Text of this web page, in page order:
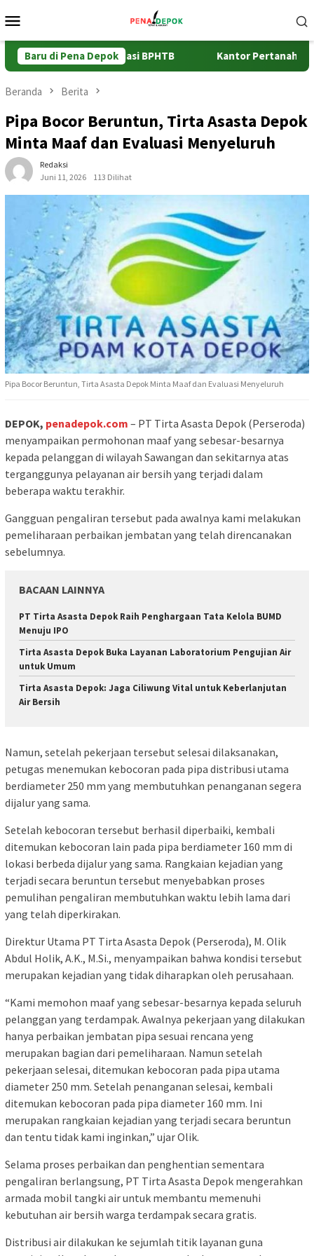
ke
Mobile
Baru di Pena Depok
Percepat Validasi BPHTB Kantor Pertanahan Kota
Beranda Berita
Pipa Bocor Beruntun, Tirta Asasta Depok
Minta Maaf dan Evaluasi Menyeluruh
Redaksi
Juni 11, 2026
113 Dilihat
Pipa Bocor Beruntun, Tirta Asasta Depok Minta Maaf dan Evaluasi Menyeluruh
DEPOK, penadepok.com – PT Tirta Asasta Depok (Perseroda)
menyampaikan permohonan maaf yang sebesar-besarnya
kepada pelanggan di wilayah Sawangan dan sekitarnya atas
terganggunya pelayanan air bersih yang terjadi dalam
beberapa waktu terakhir.
Gangguan pengaliran tersebut pada awalnya kami melakukan
pemeliharaan perbaikan jembatan yang telah direncanakan
sebelumnya.
BACAAN LAINNYA
PT Tirta Asasta Depok Raih Penghargaan Tata Kelola BUMD
Menuju IPO
Tirta Asasta Depok Buka Layanan Laboratorium Pengujian Air
untuk Umum
Tirta Asasta Depok: Jaga Ciliwung Vital untuk Keberlanjutan
Air Bersih
Namun, setelah pekerjaan tersebut selesai dilaksanakan,
petugas menemukan kebocoran pada pipa distribusi utama
berdiameter 250 mm yang membutuhkan penanganan segera
dijalur yang sama.
Setelah kebocoran tersebut berhasil diperbaiki, kembali
ditemukan kebocoran lain pada pipa berdiameter 160 mm di
lokasi berbeda dijalur yang sama. Rangkaian kejadian yang
terjadi secara beruntun tersebut menyebabkan proses
pemulihan pengaliran membutuhkan waktu lebih lama dari
yang telah diperkirakan.
Direktur Utama PT Tirta Asasta Depok (Perseroda), M. Olik
Abdul Holik, A.K., M.Si., menyampaikan bahwa kondisi tersebut
merupakan kejadian yang tidak diharapkan oleh perusahaan.
“Kami memohon maaf yang sebesar-besarnya kepada seluruh
pelanggan yang terdampak. Awalnya pekerjaan yang dilakukan
hanya perbaikan jembatan pipa sesuai rencana yeng
merupakan bagian dari pemeliharaan. Namun setelah
pekerjaan selesai, ditemukan kebocoran pada pipa utama
diameter 250 mm. Setelah penanganan selesai, kembali
ditemukan kebocoran pada pipa diameter 160 mm. Ini
merupakan rangkaian kejadian yang terjadi secara beruntun
dan tentu tidak kami inginkan,” ujar Olik.
Selama proses perbaikan dan penghentian sementara
pengaliran berlangsung, PT Tirta Asasta Depok mengerahkan
armada mobil tangki air untuk membantu memenuhi
kebutuhan air bersih warga terdampak secara gratis.
Distribusi air dilakukan ke sejumlah titik layanan guna